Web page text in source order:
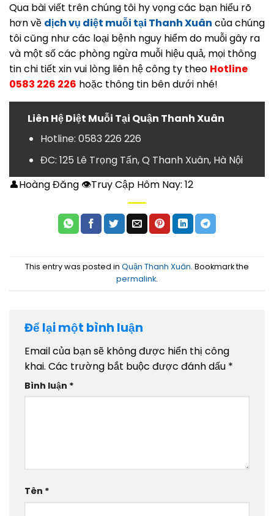
Qua bài viết trên chúng tôi hy vọng các bạn hiểu rõ
hơn về dịch vụ diệt muỗi tại Thanh Xuân của chúng
tôi cũng như các loại bệnh nguy hiểm do muỗi gây ra
và một số các phòng ngừa muỗi hiệu quả, mọi thông
tin chi tiết xin vui lòng liên hệ công ty theo Hotline
0583 226 226 hoặc thông tin bên dưới nhé!
Liên Hệ Diệt Muỗi Tại Quận Thanh Xuân
Hotline: 0583 226 226
ĐC: 125 Lê Trọng Tấn, Q Thanh Xuân, Hà Nội
👤Hoàng Đăng 👁Truy Cập Hôm Nay: 12
This entry was posted in Quận Thanh Xuân. Bookmark the
permalink.
Để lại một bình luận
Email của bạn sẽ không được hiển thị công
khai. Các trường bắt buộc được đánh dấu *
Bình luận *
Tên *